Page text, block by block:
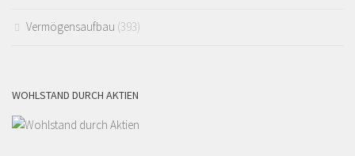
Vermögensaufbau (393)
WOHLSTAND DURCH AKTIEN